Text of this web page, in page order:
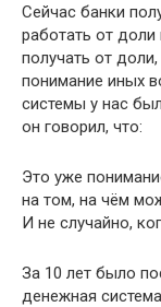
Сейчас банки
работать от
получать от
понимание иных
системы у нас
он говорил, что:
Это уже
на том, на чём
И не случайно,
За 10 лет было
денежная